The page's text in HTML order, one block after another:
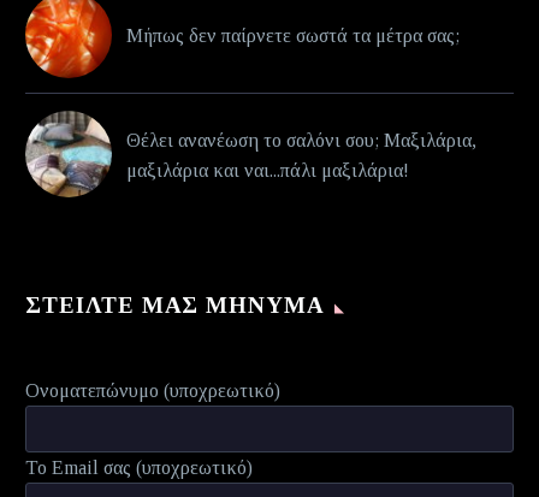
Μήπως δεν παίρνετε σωστά τα μέτρα σας;
Θέλει ανανέωση το σαλόνι σου; Μαξιλάρια,
μαξιλάρια και ναι...πάλι μαξιλάρια!
ΣΤΕΊΛΤΕ ΜΑΣ ΜΉΝΥΜΑ
Ονοματεπώνυμο (υποχρεωτικό)
Το Email σας (υποχρεωτικό)